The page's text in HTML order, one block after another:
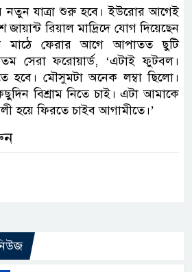
নতুন যাত্রা শুরু হবে। ইউরোর আগেই
জায়ান্ট রিয়াল মাদ্রিদে যোগ দিয়েছেন
মাঠে ফেরার আগে আপাতত ছুটি
সেরা ফরোয়ার্ড, ‘এটাই ফুটবল।
হবে। মৌসুমটা অনেক লম্বা ছিলো।
বিশ্রাম নিতে চাই। এটা আমাকে
হয়ে ফিরতে চাইব আগামীতে।’